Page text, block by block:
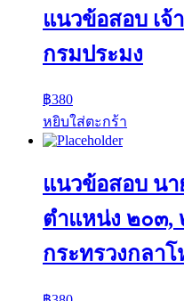
แนวข้อสอบ เจ้
กรมประมง
฿380
หยิบใส่ตะกร้า
แนวข้อสอบ น
ตำแหน่ง ๒๐๓,
กระทรวงกลา